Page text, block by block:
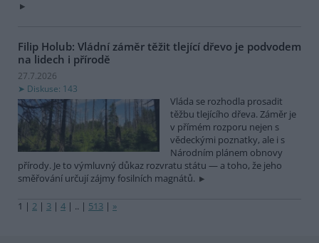
Filip Holub: Vládní záměr těžit tlející dřevo je podvodem
na lidech i přírodě
27.7.2026
Diskuse: 143
Vláda se rozhodla prosadit
těžbu tlejícího dřeva. Záměr je
v přímém rozporu nejen s
vědeckými poznatky, ale i s
Národním plánem obnovy
přírody. Je to výmluvný důkaz rozvratu státu — a toho, že jeho
směřování určují zájmy fosilních magnátů.
1 | 2 | 3 | 4 | .. | 513 | »